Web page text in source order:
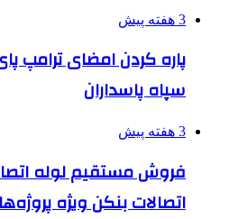
3 هفته پیش
پاره کردن امضای ترامپ
سپاه پاسداران
3 هفته پیش
فروش مستقیم لوله
اتصالات بنکن ویژه